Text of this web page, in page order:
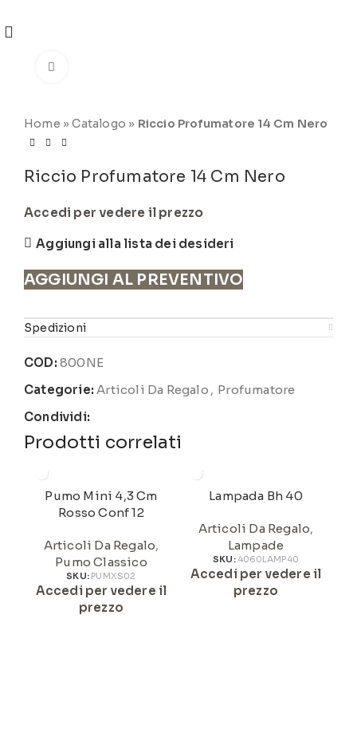
Home »Catalogo » Riccio Profumatore 14 Cm Nero
Riccio Profumatore 14 Cm Nero
Accedi per vedere il prezzo
Aggiungi alla lista dei desideri
AGGIUNGI AL PREVENTIVO
Spedizioni
COD: 800NE
Categorie: Articoli Da Regalo , Profumatore
Condividi:
Prodotti correlati
Pumo Mini 4,3 Cm
Rosso Conf 12
Articoli Da Regalo,
Pumo Classico
SKU: PUMXS02
Accedi per vedere il
prezzo
Lampada Bh 40
Articoli Da Regalo,
Lampade
SKU: 4060LAMP40
Accedi per vedere il
prezzo